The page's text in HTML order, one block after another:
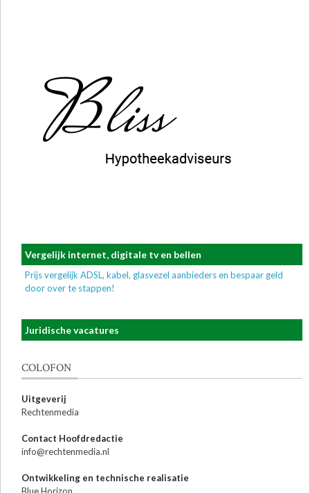
Vergelijk internet, digitale tv en bellen
Prijs vergelijk ADSL, kabel, glasvezel aanbieders en bespaar geld
door over te stappen!
Juridische vacatures
COLOFON
Uitgeverij
Rechtenmedia
Contact Hoofdredactie
info@rechtenmedia.nl
Ontwikkeling en technische realisatie